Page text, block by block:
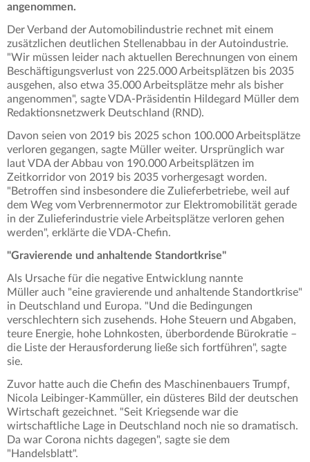
angenommen.
Der Verband der Automobilindustrie rechnet mit einem
zusätzlichen deutlichen Stellenabbau in der Autoindustrie.
"Wir müssen leider nach aktuellen Berechnungen von einem
Beschäftigungsverlust von 225.000 Arbeitsplätzen bis 2035
ausgehen, also etwa 35.000 Arbeitsplätze mehr als bisher
angenommen", sagte VDA-Präsidentin Hildegard Müller dem
Redaktionsnetzwerk Deutschland (RND).
Davon seien von 2019 bis 2025 schon 100.000 Arbeitsplätze
verloren gegangen, sagte Müller weiter. Ursprünglich war
laut VDA der Abbau von 190.000 Arbeitsplätzen im
Zeitkorridor von 2019 bis 2035 vorhergesagt worden.
"Betroffen sind insbesondere die Zulieferbetriebe, weil auf
dem Weg vom Verbrennermotor zur Elektromobilität gerade
in der Zulieferindustrie viele Arbeitsplätze verloren gehen
werden", erklärte die VDA-Chefin.
"Gravierende und anhaltende Standortkrise"
Als Ursache für die negative Entwicklung nannte
Müller auch "eine gravierende und anhaltende Standortkrise"
in Deutschland und Europa. "Und die Bedingungen
verschlechtern sich zusehends. Hohe Steuern und Abgaben,
teure Energie, hohe Lohnkosten, überbordende Bürokratie –
die Liste der Herausforderung ließe sich fortführen", sagte
sie.
Zuvor hatte auch die Chefin des Maschinenbauers Trumpf,
Nicola Leibinger-Kammüller, ein düsteres Bild der deutschen
Wirtschaft gezeichnet. "Seit Kriegsende war die
wirtschaftliche Lage in Deutschland noch nie so dramatisch.
Da war Corona nichts dagegen", sagte sie dem
"Handelsblatt".